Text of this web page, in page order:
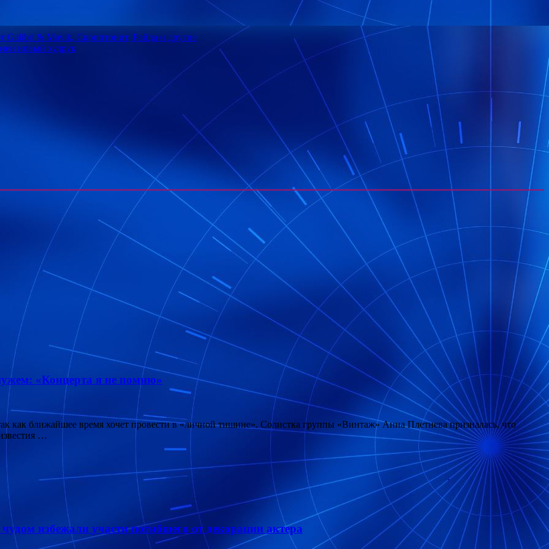
Galibri & Mavik, Скриптонит, Райда и другие
новый худрук
«Концерта я не помню»
как ближайшее время хочет провести в «личной тишине». Солистка группы «Винтаж» Анна Плетнева призналась, что
…
избежали участи погибшего от декорации актера